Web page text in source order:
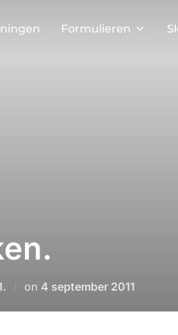
Formulieren
on Geplaatst
4 september 2011